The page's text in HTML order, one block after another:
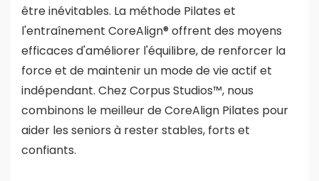
être inévitables. La méthode Pilates et
l'entraînement CoreAlign® offrent des moyens
efficaces d'améliorer l'équilibre, de renforcer la
force et de maintenir un mode de vie actif et
indépendant. Chez Corpus Studios™, nous
combinons le meilleur de CoreAlign Pilates pour
aider les seniors à rester stables, forts et
confiants.